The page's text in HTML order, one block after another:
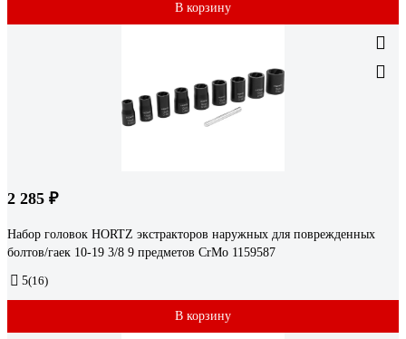
В корзину
2 285 ₽
Набор головок HORTZ экстракторов наружных для поврежденных
болтов/гаек 10-19 3/8 9 предметов CrMo 1159587
5(16)
В корзину